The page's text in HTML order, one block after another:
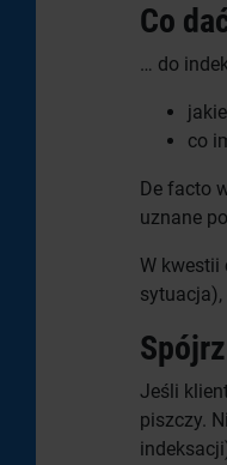
Co
… do
co
De facto
uznane
W kwestii
Jeśli
piszczy.